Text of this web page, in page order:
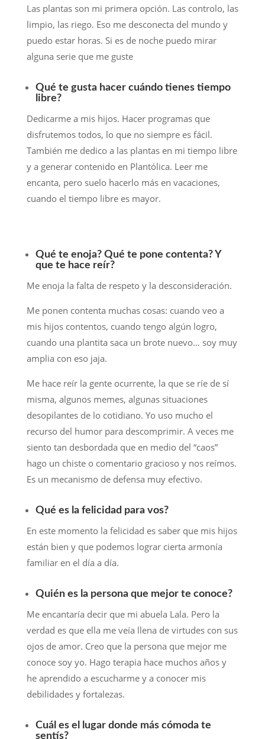
Las plantas son mi primera opción. Las controlo, las
limpio, las riego. Eso me desconecta del mundo y
puedo estar horas. Si es de noche puedo mirar
alguna serie que me guste
Qué te gusta hacer cuándo tienes tiempo
libre?
Dedicarme a mis hijos. Hacer programas que
disfrutemos todos, lo que no siempre es fácil.
También me dedico a las plantas en mi tiempo libre
y a generar contenido en Plantólica. Leer me
encanta, pero suelo hacerlo más en vacaciones,
cuando el tiempo libre es mayor.
Qué te enoja? Qué te pone contenta? Y
que te hace reír?
Me enoja la falta de respeto y la desconsideración.
Me ponen contenta muchas cosas: cuando veo a
mis hijos contentos, cuando tengo algún logro,
cuando una plantita saca un brote nuevo… soy muy
amplia con eso jaja.
Me hace reír la gente ocurrente, la que se ríe de sí
misma, algunos memes, algunas situaciones
desopilantes de lo cotidiano. Yo uso mucho el
recurso del humor para descomprimir. A veces me
siento tan desbordada que en medio del “caos”
hago un chiste o comentario gracioso y nos reímos.
Es un mecanismo de defensa muy efectivo.
Qué es la felicidad para vos?
En este momento la felicidad es saber que mis hijos
están bien y que podemos lograr cierta armonía
familiar en el día a día.
Quién es la persona que mejor te conoce?
Me encantaría decir que mi abuela Lala. Pero la
verdad es que ella me veía llena de virtudes con sus
ojos de amor. Creo que la persona que mejor me
conoce soy yo. Hago terapia hace muchos años y
he aprendido a escucharme y a conocer mis
debilidades y fortalezas.
Cuál es el lugar donde más cómoda te
sentís?